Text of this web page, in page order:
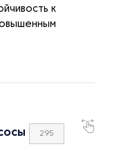
к
295